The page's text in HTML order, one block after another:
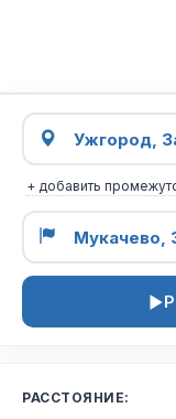
+ добавить
РАССТОЯНИЕ: